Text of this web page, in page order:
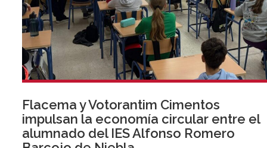
Flacema y Votorantim Cimentos
impulsan la economía circular entre el
alumnado del IES Alfonso Romero